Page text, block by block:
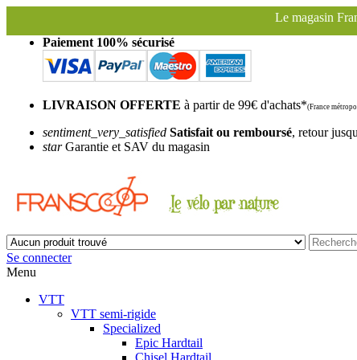
Le magasin Franscoop sera fermé à
Paiement 100% sécurisé
LIVRAISON OFFERTE à partir de 99€ d'achats*(France
sentiment_very_satisfied Satisfait ou remboursé, retour
starGarantie et SAV du magasin
Se connecter
Menu
VTT
VTT semi-rigide
Specialized
Epic Hardtail
Chisel Hardtail